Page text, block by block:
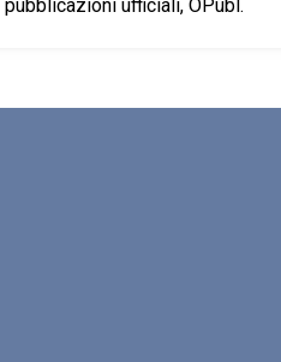
ufficiali, OPubl.